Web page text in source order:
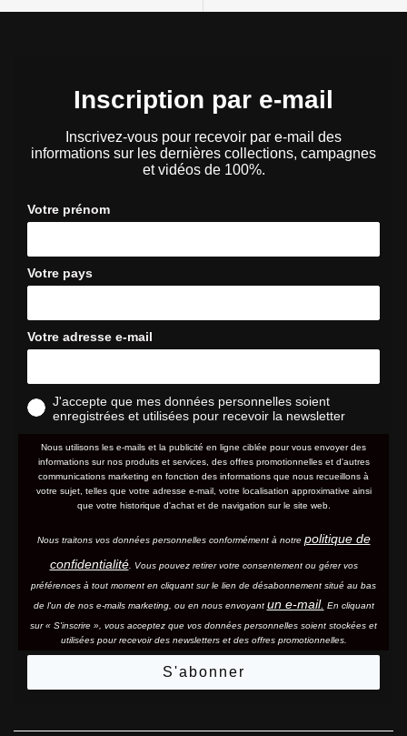
Inscription par e-mail
Inscrivez-vous pour recevoir par e-mail des
informations sur les dernières collections, campagnes
et vidéos de 100%.
Votre prénom
Votre pays
Votre adresse e-mail
J'accepte que mes données personnelles soient
enregistrées et utilisées pour recevoir la newsletter
Nous utilisons les e-mails et la publicité en ligne ciblée pour vous envoyer des
informations sur nos produits et services, des offres promotionnelles et d'autres
communications marketing en fonction des informations que nous recueillons à
votre sujet, telles que votre adresse e-mail, votre localisation approximative ainsi
que votre historique d'achat et de navigation sur le site web.
Nous traitons vos données personnelles conformément à notre politique de
confidentialité. Vous pouvez retirer votre consentement ou gérer vos
préférences à tout moment en cliquant sur le lien de désabonnement situé au bas
de l'un de nos e-mails marketing, ou en nous envoyant un e-mail. En cliquant
sur « S'inscrire », vous acceptez que vos données personnelles soient stockées et
utilisées pour recevoir des newsletters et des offres promotionnelles.
S'abonner